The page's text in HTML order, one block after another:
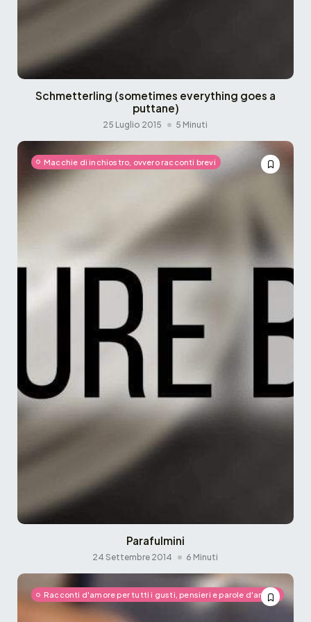
Schmetterling (sometimes everything goes a
puttane)
25 Luglio 2015 5 Minuti
Macchie di inchiostro, ovvero racconti brevi
Parafulmini
24 Settembre 2014 6 Minuti
Racconti d'amore per tutti i gusti, pensieri e parole d'amore